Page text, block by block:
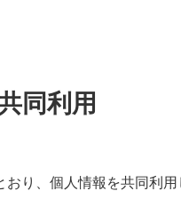
同利用
り、個人情報を共同利用